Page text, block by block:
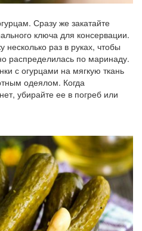
Сразу же закатайте
ключа для консервации.
раз в руках, чтобы
распределилась по маринаду.
с огурцами на мягкую ткань
одеялом. Когда
убирайте ее в погреб или